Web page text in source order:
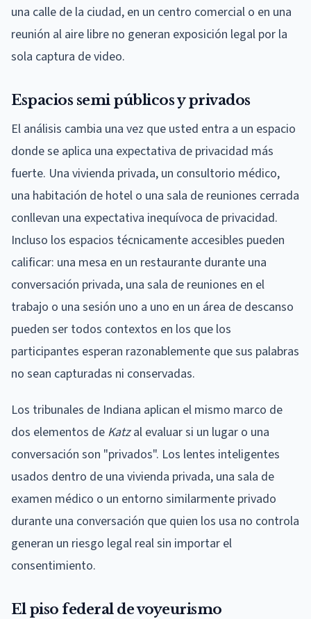
una calle de la ciudad, en un centro comercial o en una
reunión al aire libre no generan exposición legal por la
sola captura de video.
Espacios semi públicos y privados
El análisis cambia una vez que usted entra a un espacio
donde se aplica una expectativa de privacidad más
fuerte. Una vivienda privada, un consultorio médico,
una habitación de hotel o una sala de reuniones cerrada
conllevan una expectativa inequívoca de privacidad.
Incluso los espacios técnicamente accesibles pueden
calificar: una mesa en un restaurante durante una
conversación privada, una sala de reuniones en el
trabajo o una sesión uno a uno en un área de descanso
pueden ser todos contextos en los que los
participantes esperan razonablemente que sus palabras
no sean capturadas ni conservadas.
Los tribunales de Indiana aplican el mismo marco de
dos elementos de Katzal evaluar si un lugar o una
conversación son "privados". Los lentes inteligentes
usados dentro de una vivienda privada, una sala de
examen médico o un entorno similarmente privado
durante una conversación que quien los usa no controla
generan un riesgo legal real sin importar el
consentimiento.
El piso federal de voyeurismo